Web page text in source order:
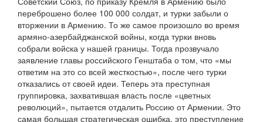
переброшено более 100 000 солдат, и турки забыли о
вторжении в Армению. То же самое произошло во время
армяно-азербайджанской войны, когда турки вновь
собрали войска у нашей границы. Тогда прозвучало
заявление главы российского Генштаба о том, что «мы
ответим на это со всей жесткостью», после чего турки
отказались от своей идеи. Теперь эта преступная
группировка, захватившая власть после «цветных
революций», пытается отдалить Россию от Армении. Это
самая большая стратегическая ошибка, это преступление